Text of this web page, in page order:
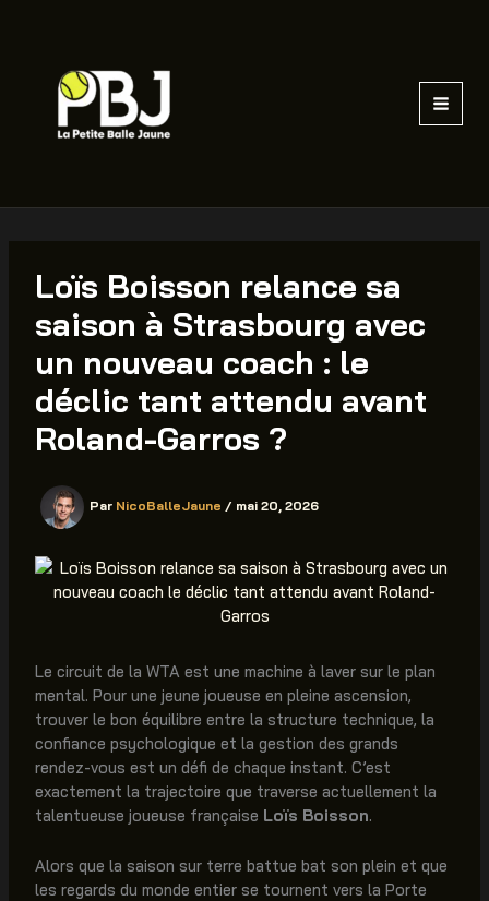
Loïs Boisson relance sa
saison à Strasbourg avec
un nouveau coach : le
déclic tant attendu avant
Roland-Garros ?
Par NicoBalleJaune / mai 20, 2026
Le circuit de la WTA est une machine à laver sur le plan
mental. Pour une jeune joueuse en pleine ascension,
trouver le bon équilibre entre la structure technique, la
confiance psychologique et la gestion des grands
rendez-vous est un défi de chaque instant. C’est
exactement la trajectoire que traverse actuellement la
talentueuse joueuse française Loïs Boisson.
Alors que la saison sur terre battue bat son plein et que
les regards du monde entier se tournent vers la Porte